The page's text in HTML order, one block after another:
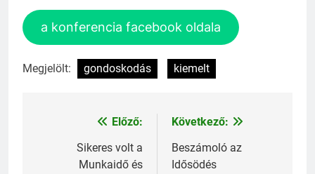
a konferencia facebook oldala
Megjelölt: gondoskodás kiemelt
Bejegyzés
navigáció
Előző:
Sikeres volt a
Munkaidő és
Következő:
Beszámoló az
Idősödés